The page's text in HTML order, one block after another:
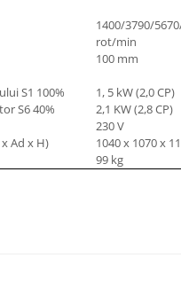
1400/3790/
rot/min
100 mm
S1 100%
1, 5 kW (2,0 CP)
S640%
2,1 KW (2,8 CP)
230 V
Ad x H)
1040 x 1070 x
99 kg